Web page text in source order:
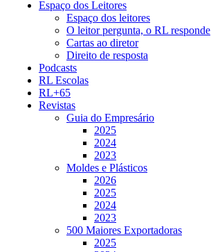
Espaço dos Leitores
Espaço dos leitores
O leitor pergunta, o RL responde
Cartas ao diretor
Direito de resposta
Podcasts
RL Escolas
RL+65
Revistas
Guia do Empresário
2025
2024
2023
Moldes e Plásticos
2026
2025
2024
2023
500 Maiores Exportadoras
2025